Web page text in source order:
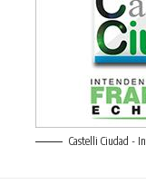
Castelli Ciudad -